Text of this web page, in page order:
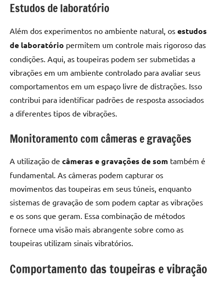
Estudos de laboratório
Além dos experimentos no ambiente natural, os estudos
de laboratório permitem um controle mais rigoroso das
condições. Aqui, as toupeiras podem ser submetidas a
vibrações em um ambiente controlado para avaliar seus
comportamentos em um espaço livre de distrações. Isso
contribui para identificar padrões de resposta associados
a diferentes tipos de vibrações.
Monitoramento com câmeras e gravações
A utilização de câmeras e gravações de som também é
fundamental. As câmeras podem capturar os
movimentos das toupeiras em seus túneis, enquanto
sistemas de gravação de som podem captar as vibrações
e os sons que geram. Essa combinação de métodos
fornece uma visão mais abrangente sobre como as
toupeiras utilizam sinais vibratórios.
Comportamento das toupeiras e vibração